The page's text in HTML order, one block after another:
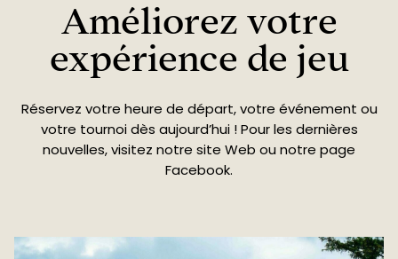
Améliorez votre
expérience de jeu
Réservez votre heure de départ, votre événement ou
votre tournoi dès aujourd’hui ! Pour les dernières
nouvelles, visitez notre site Web ou notre page
Facebook.